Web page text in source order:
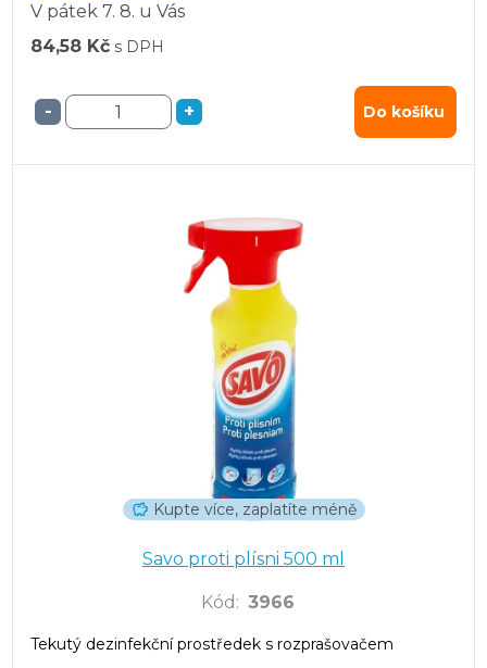
V pátek 7. 8. u Vás
84,58 Kč s DPH
- + Do košíku
Kupte více, zaplatíte méně
Savo proti plísni 500 ml
Kód : 3966
Tekutý dezinfekční prostředek s rozprašovačem